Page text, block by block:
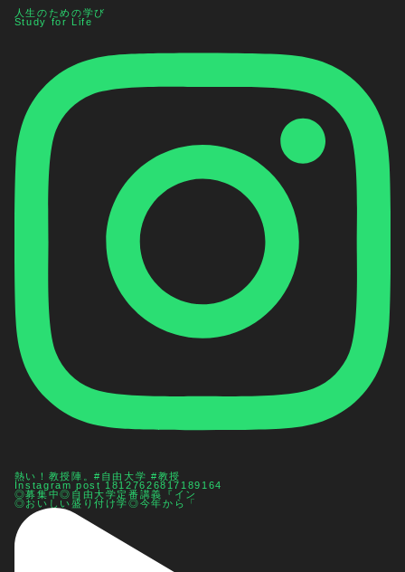
人生のための学び
Study for Life
熱い！教授陣。#自由大学 #教授
Instagram post 18127626817189164
◎募集中◎自由大学定番講義『イン
◎おいしい盛り付け学◎今年から「